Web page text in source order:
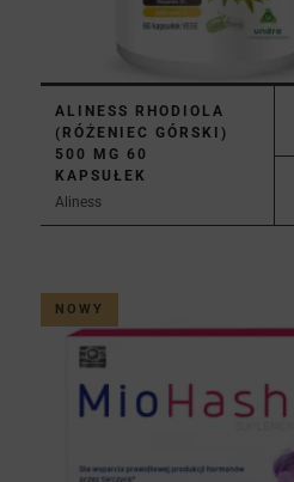
ALINESS RHODIOLA
(RÓŻENIEC GÓRSKI)
500 MG 60
KAPSUŁEK
Aliness
NOWY